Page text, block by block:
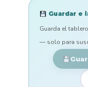
Guardar e
Guarda el
— solo para